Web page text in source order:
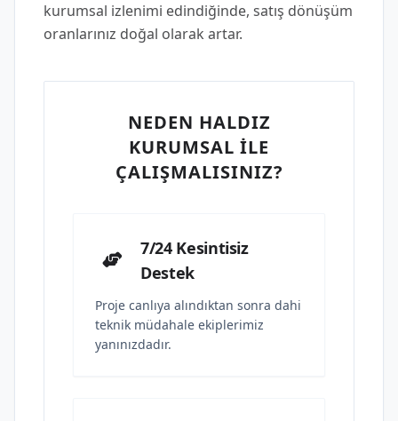
kurumsal izlenimi edindiğinde, satış dönüşüm
oranlarınız doğal olarak artar.
NEDEN HALDIZ
KURUMSAL İLE
ÇALIŞMALISINIZ?
7/24 Kesintisiz
Destek
Proje canlıya alındıktan sonra dahi
teknik müdahale ekiplerimiz
yanınızdadır.